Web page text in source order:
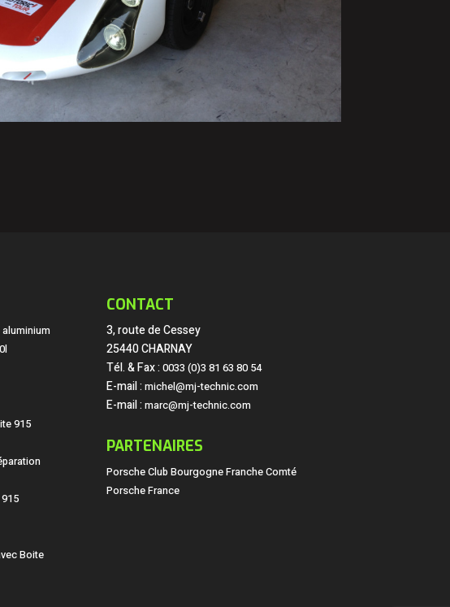
915
Boite
CONTACT
3, route de Cessey
25440 CHARNAY
Tél. & Fax : 0033 (0)3 81 63 80 54
E-mail : michel@mj-technic.com
E-mail : marc@mj-technic.com
PARTENAIRES
Porsche Club Bourgogne Franche Comté
Porsche France